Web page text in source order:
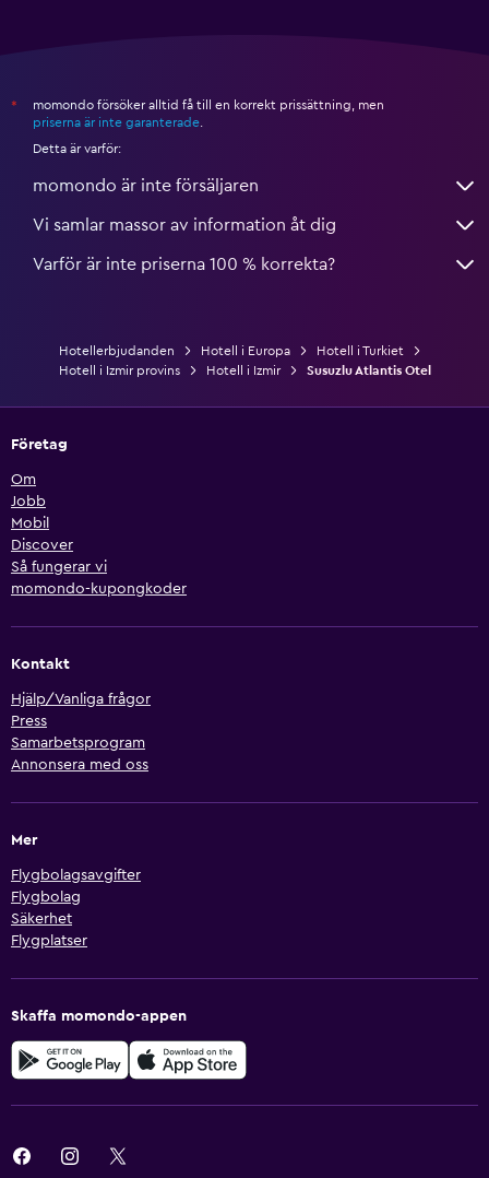
*
momondo försöker alltid få till en korrekt prissättning, men
priserna är inte garanterade
Detta är varför:
momondo är inte försäljaren
Vi samlar massor av information åt dig
Varför är inte priserna 100 % korrekta?
Hotellerbjudanden Hotell i Europa
Hotell i Turkiet
Hotell i Izmir provins
Hotell i Izmir Susuzlu Atlantis Otel
Företag
Om
Jobb
Mobil
Discover
Så fungerar vi
momondo-kupongkoder
Kontakt
Hjälp/Vanliga frågor
Press
Samarbetsprogram
Annonsera med oss
Mer
Flygbolagsavgifter
Flygbolag
Säkerhet
Flygplatser
Skaffa momondo-appen